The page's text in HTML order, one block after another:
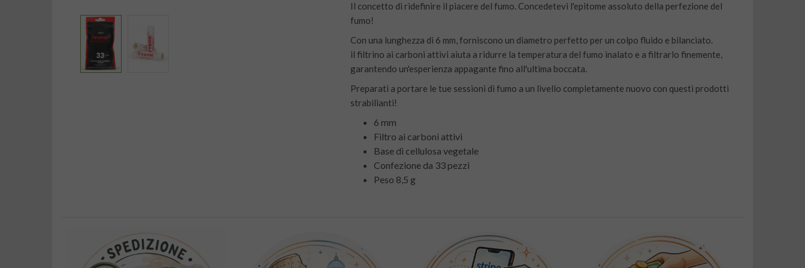
Il concetto di ridefinire il piacere del fumo. Concedetevi l'epitome assoluto della perfezione del
fumo!
Con una lunghezza di 6 mm, forniscono un diametro perfetto per un colpo fluido e bilanciato.
il filtrino ai carboni attivi aiuta a ridurre la temperatura del fumo inalato e a filtrarlo finemente,
garantendo un'esperienza appagante fino all'ultima boccata.
Preparati a portare le tue sessioni di fumo a un livello completamente nuovo con questi prodotti
strabilianti!
6 mm
Filtro ai carboni attivi
Base di cellulosa vegetale
Confezione da 33 pezzi
Peso 8,5 g